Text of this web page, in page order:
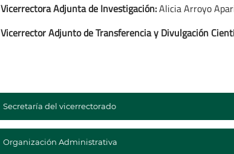
Vicerrectora Adjunta de Investigación:Alicia Arroyo
Vicerrector Adjunto de Transferencia y Divulgación
Secretaría del vicerrectorado
Organización Administrativa